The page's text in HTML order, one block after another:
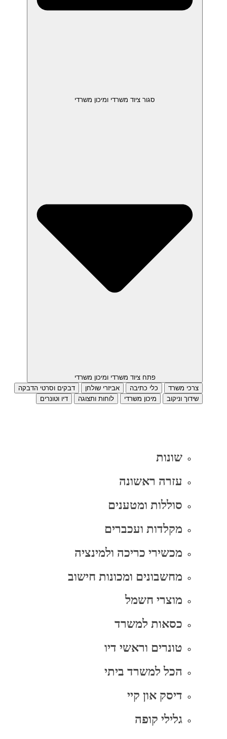
סגור ציוד משרדי ומיכון משרדי
פתח ציוד משרדי ומיכון משרדי
צרכי משרד
כלי כתיבה אביזרי שולחן
דבקים וסרטי הדבקה
שידוך וניקוב
מיכון משרדי לוחות ותצוגה דיו וטונרים
שונות
עזרה ראשונה
סוללות ומטענים
מקלדות ועכברים
מכשירי כריכה ולמינציה
מחשבונים ומכונות חישוב
מוצרי חשמל
כסאות למשרד
טונרים וראשי דיו
הכל למשרד ביתי
דיסק און קיי
גלילי קופה